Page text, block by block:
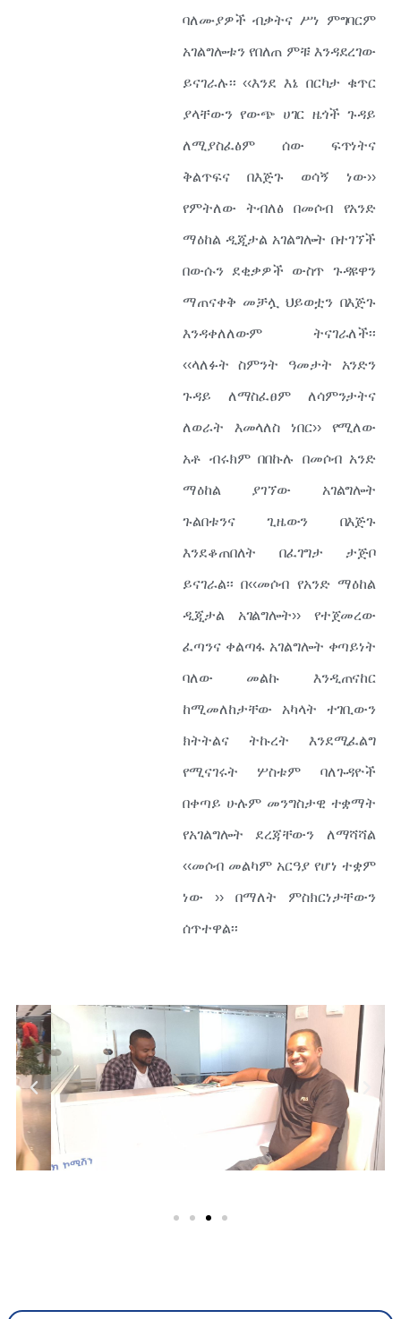
ባለሙያዎች ብቃትና ሥነ ምግባርም
አገልግሎቱን የበለጠ ምቹ እንዳደረገው
ይናገራሉ፡፡ ‹‹እንደ እኔ በርካታ ቁጥር
ያላቸውን የውጭ ሀገር ዜጎች ጉዳይ
ለሚያስፈፅም ሰው ፍጥነትና
ቅልጥፍና በእጅጉ ወሳኝ ነው››
የምትለው ትብለፅ በመሶብ የአንድ
ማዕከል ዲጂታል አገልግሎት በተገኘች
በውሱን ደቂቃዎች ውስጥ ጉዳዩዋን
ማጠናቀቅ መቻሏ ህይወቷን በእጅጉ
እንዳቀለለውም ትናገራለች፡፡
‹‹ላለፉት ስምንት ዓመታት አንድን
ጉዳይ ለማስፈፀም ለሳምንታትና
ለወራት እመላለስ ነበር›› የሚለው
አቶ ብሩክም በበኩሉ በመሶብ አንድ
ማዕከል ያገኘው አገልግሎት
ጉልበቱንና ጊዜውን በእጅጉ
እንደቆጠበለት በፈገግታ ታጅቦ
ይናገራል፡፡ በ‹‹መሶብ የአንድ ማዕከል
ዲጂታል አገልግሎት›› የተጀመረው
ፈጣንና ቀልጣፋ አገልግሎት ቀጣይነት
ባለው መልኩ እንዲጠናከር
ከሚመለከታቸው አካላት ተገቢውን
ክትትልና ትኩረት እንደሚፈልግ
የሚናገሩት ሦስቱም ባለጉዳዮች
በቀጣይ ሁሉም መንግስታዊ ተቋማት
የአገልግሎት ደረጃቸውን ለማሻሻል
‹‹መሶብ መልካም አርዓያ የሆነ ተቋም
ነው ›› በማለት ምስክርነታቸውን
ሰጥተዋል፡፡